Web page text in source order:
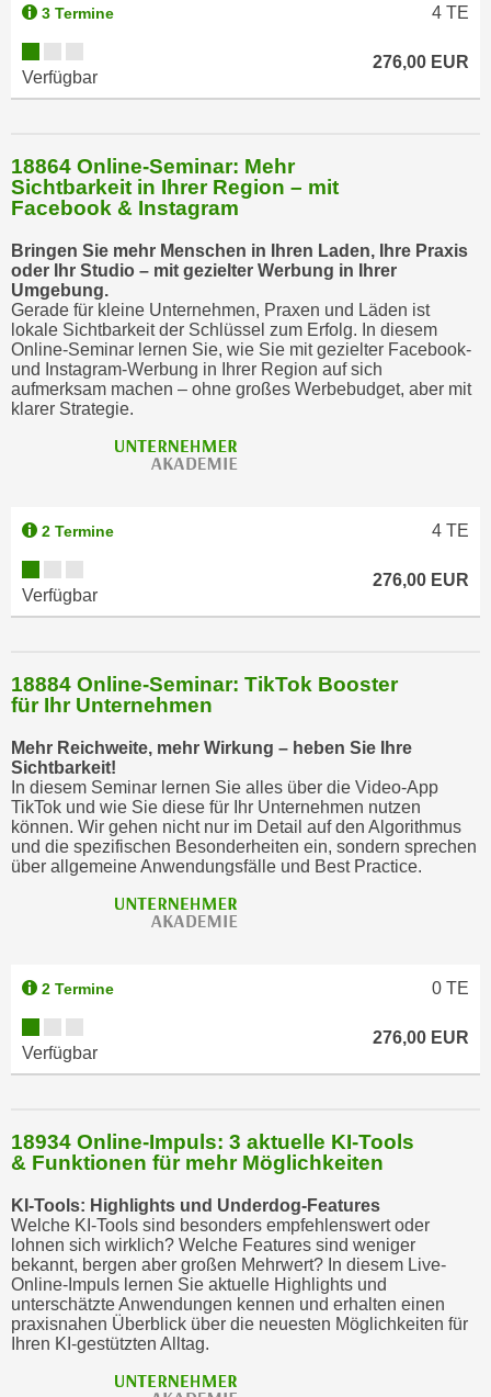
3 Termine 4 TE
Verfügbar
276,00 EUR
18864 Online-Seminar: Mehr
Sichtbarkeit in Ihrer Region – mit
Facebook & Instagram
Bringen Sie mehr Menschen in Ihren Laden, Ihre Praxis
oder Ihr Studio – mit gezielter Werbung in Ihrer
Umgebung.
Gerade für kleine Unternehmen, Praxen und Läden ist
lokale Sichtbarkeit der Schlüssel zum Erfolg. In diesem
Online-Seminar lernen Sie, wie Sie mit gezielter Facebook-
und Instagram-Werbung in Ihrer Region auf sich
aufmerksam machen – ohne großes Werbebudget, aber mit
klarer Strategie.
2 Termine 4 TE
Verfügbar
276,00 EUR
18884 Online-Seminar: TikTok Booster
für Ihr Unternehmen
Mehr Reichweite, mehr Wirkung – heben Sie Ihre
Sichtbarkeit!
In diesem Seminar lernen Sie alles über die Video-App
TikTok und wie Sie diese für Ihr Unternehmen nutzen
können. Wir gehen nicht nur im Detail auf den Algorithmus
und die spezifischen Besonderheiten ein, sondern sprechen
über allgemeine Anwendungsfälle und Best Practice.
2 Termine 0 TE
Verfügbar
276,00 EUR
18934 Online-Impuls: 3 aktuelle KI-Tools
& Funktionen für mehr Möglichkeiten
KI-Tools: Highlights und Underdog-Features
Welche KI-Tools sind besonders empfehlenswert oder
lohnen sich wirklich? Welche Features sind weniger
bekannt, bergen aber großen Mehrwert? In diesem Live-
Online-Impuls lernen Sie aktuelle Highlights und
unterschätzte Anwendungen kennen und erhalten einen
praxisnahen Überblick über die neuesten Möglichkeiten für
Ihren KI-gestützten Alltag.